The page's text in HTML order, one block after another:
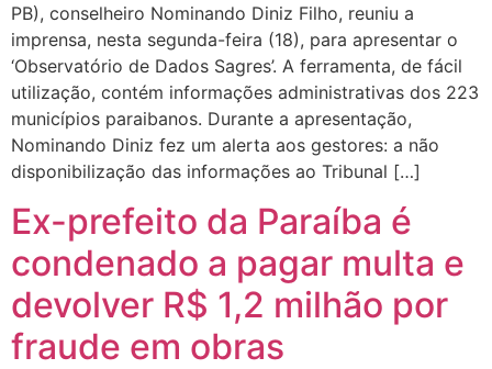
PB), conselheiro Nominando Diniz Filho, reuniu a
imprensa, nesta segunda-feira (18), para apresentar o
‘Observatório de Dados Sagres’. A ferramenta, de fácil
utilização, contém informações administrativas dos 223
municípios paraibanos. Durante a apresentação,
Nominando Diniz fez um alerta aos gestores: a não
disponibilização das informações ao Tribunal […]
Ex-prefeito da Paraíba é
condenado a pagar multa e
devolver R$ 1,2 milhão por
fraude em obras